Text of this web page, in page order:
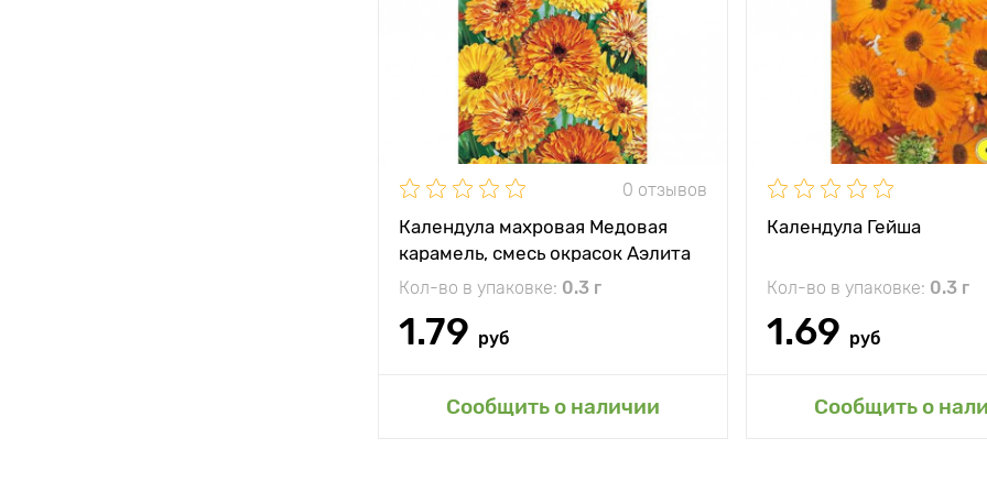
0 отзывов
Календула махровая Медовая
карамель, смесь окрасок Аэлита
Кол-во в упаковке: 0.3 г
1.79 руб
Сообщить о наличии
Растояние между
растениями
20 - 30 см
Местоположение солнечное место
Добавить в мой сад
Календула Гейша
Кол-во в упаковке: 0.3 г
1.69 руб
Сообщить о
Высота растения
Растояние между
растениями
Местоположение
Добавить в мой